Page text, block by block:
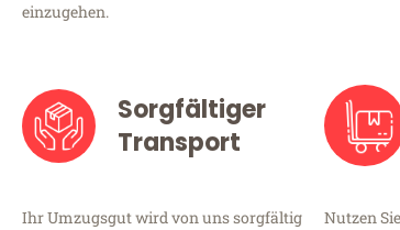
einzugehen.
Sorgfältiger
Transport
Ihr Umzugsgut wird von uns sorgfältig
Nutzen